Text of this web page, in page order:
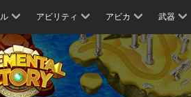
アビリティ アビカ 武器